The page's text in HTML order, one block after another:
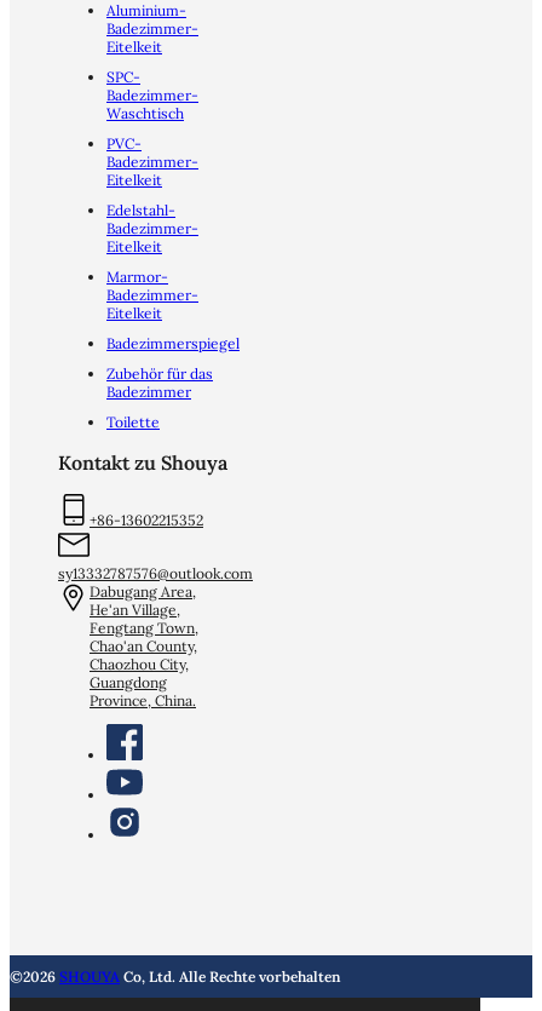
Aluminium-
Badezimmer-
Eitelkeit
SPC-
Badezimmer-
Waschtisch
PVC-
Badezimmer-
Eitelkeit
Edelstahl-
Badezimmer-
Eitelkeit
Marmor-
Badezimmer-
Eitelkeit
Badezimmerspiegel
Zubehör für das
Badezimmer
Toilette
Kontakt zu Shouya
+86-13602215352
sy13332787576@outlook.com
Dabugang Area,
He'an Village,
Fengtang Town,
Chao'an County,
Chaozhou City,
Guangdong
Province, China.
©2026 SHOUYA Co, Ltd. Alle Rechte vorbehalten